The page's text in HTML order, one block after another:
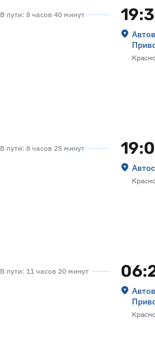
В пути: 8 часов 40 минут
В пути: 8 часов 25 минут
В пути: 11 часов 20 минут